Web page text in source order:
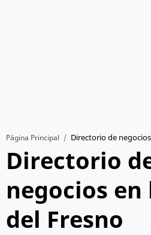
Página Principal
Directorio
negocios en
del Fresno